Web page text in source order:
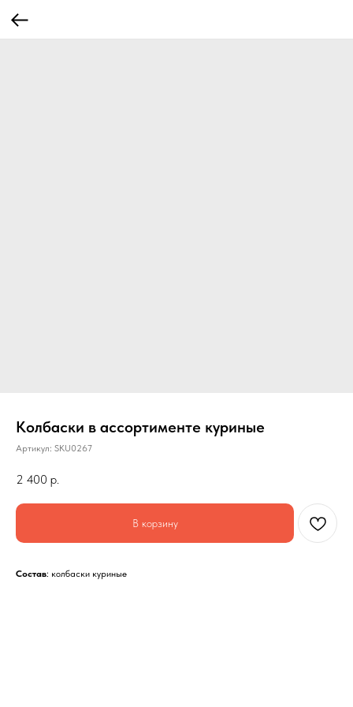
Колбаски в ассортименте куриные
Артикул: SKU0267
2 400 р.
В корзину
Состав: колбаски куриные